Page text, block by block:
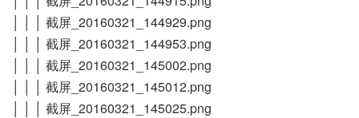
│ │ │ 截屏_20160321_144929.png
│ │ │ 截屏_20160321_144953.png
│ │ │ 截屏_20160321_145002.png
│ │ │ 截屏_20160321_145012.png
│ │ │ 截屏_20160321_145025.png